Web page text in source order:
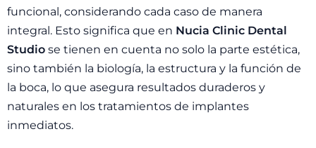
funcional, considerando cada caso de manera
integral. Esto significa que en Nucia Clinic Dental
Studio se tienen en cuenta no solo la parte estética,
sino también la biología, la estructura y la función de
la boca, lo que asegura resultados duraderos y
naturales en los tratamientos de implantes
inmediatos.